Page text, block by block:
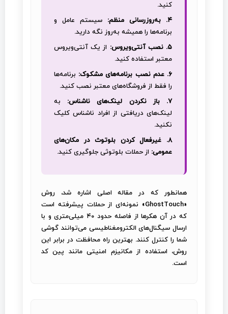
کنید.
۴. به‌روزرسانی منظم:
سیستم عامل و
برنامه‌ها را همیشه به‌روز نگه دارید.
۵. نصب آنتی‌ویروس:
از یک آنتی‌ویروس
معتبر استفاده کنید.
۶. عدم نصب برنامه‌های مشکوک:
برنامه‌ها
را فقط از فروشگاه‌های معتبر نصب کنید.
۷. باز نکردن لینک‌های ناشناس:
به
لینک‌های دریافتی از افراد ناشناس کلیک
نکنید.
۸. غیرفعال کردن بلوتوث در مکان‌های
عمومی: از حملات بلوتوثی جلوگیری کنید.
همانطور که در مقاله اصلی اشاره شد، روش
«GhostTouch» نمونه‌ای از حملات پیشرفته است
که در آن هکرها از فاصله حدود ۴۰ میلی‌متری و با
ارسال سیگنال‌های الکترومغناطیسی می‌توانند گوشی
شما را کنترل کنند. بهترین راه محافظت در برابر این
روش، استفاده از مکانیزم امنیتی مانند پین کد
است.